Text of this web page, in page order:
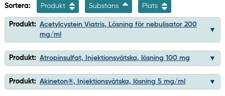
Sortera: Produkt Substans Plats
Produkt: Acetylcystein Viatris, Lösning för nebulisator 200
mg/ml
Produkt: Atropinsulfat, Injektionsvätska, lösning 100 mg
Produkt: Akineton®, Injektionsvätska, lösning 5 mg/ml